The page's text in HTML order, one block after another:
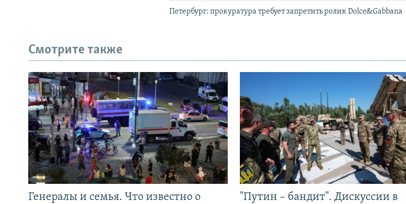
Петербург: прокуратура требует запретить ролик Dolce&Gabbana
Смотрите также
Генералы и семья. Что известно о
"Путин – бандит". Дискуссии в